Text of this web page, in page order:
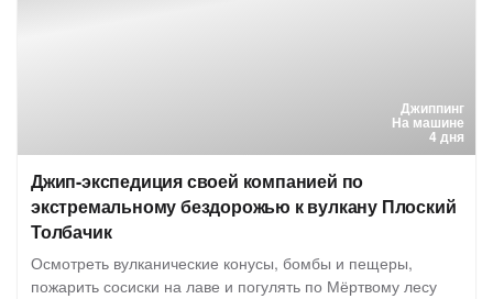
Джиппинг
На машине
4 дня
Джип-экспедиция своей компанией по
экстремальному бездорожью к вулкану Плоский
Толбачик
Осмотреть вулканические конусы, бомбы и пещеры,
пожарить сосиски на лаве и погулять по Мёртвому лесу